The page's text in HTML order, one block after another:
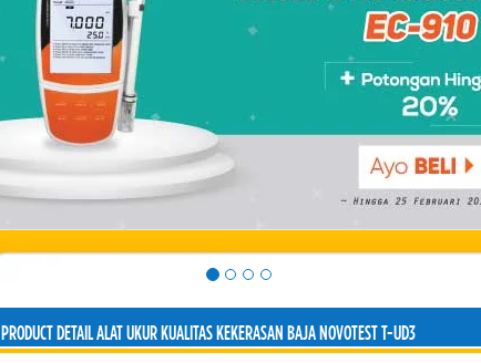
PRODUCT DETAIL ALAT UKUR KUALITAS KEKERASAN BAJA NOVOTEST T-UD3